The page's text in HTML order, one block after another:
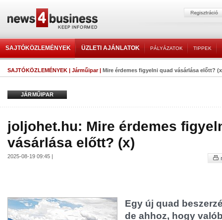
SAJTÓKÖZLEMÉNYEK ÜZLETI AJÁNLATOK PÁLYÁZATOK TIPPEK
SAJTÓKÖZLEMÉNYEK | Járműipar| Mire érdemes figyelni quad vásárlása előtt?
JÁRMŰIPAR
joljohet.hu: Mire érdemes
vásárlása előtt? (x)
2025-08-19 09:45 |
Egy új quad
de ahhoz, hogy